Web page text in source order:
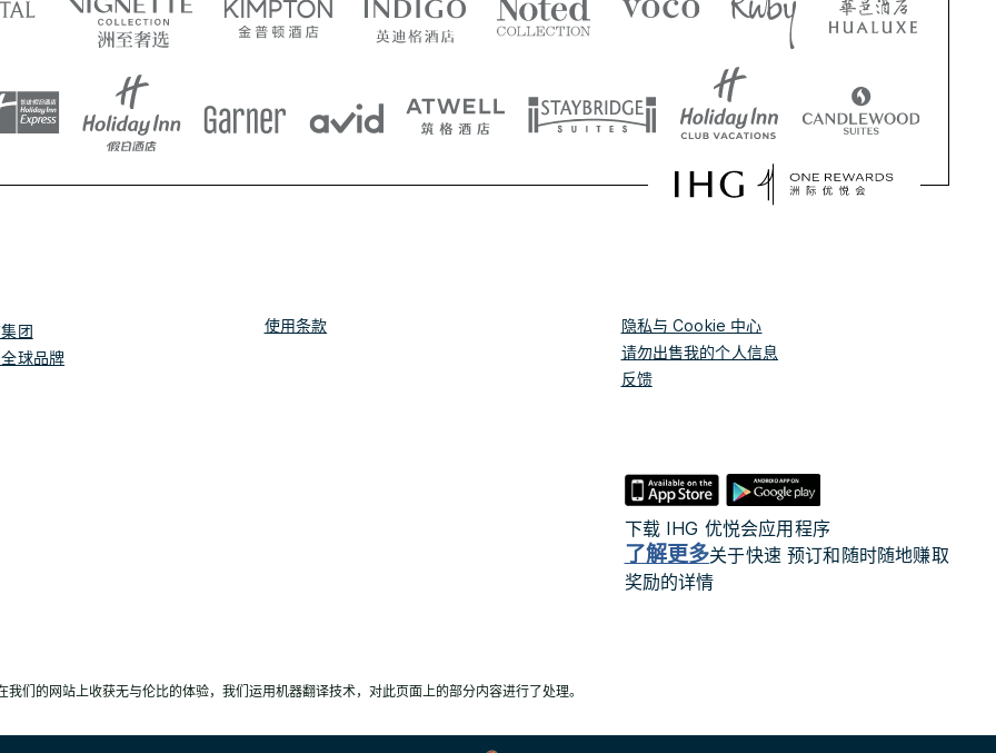
团
球品牌
使用条款
隐私与 Cookie 中心
请勿出售我的个人信息
反馈
下载 IHG 优悦会应用程序
了解更多关于快速 预订和随时随地赚取
奖励的详情
我们的网站上收获无与伦比的体验，我们运用机器翻译技术，对此页面上的部分内容进行了处理。